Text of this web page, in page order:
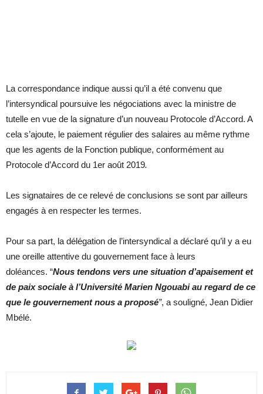
La correspondance indique aussi qu’il a été convenu que
l’intersyndical poursuive les négociations avec la ministre de
tutelle en vue de la signature d’un nouveau Protocole d’Accord. A
cela s’ajoute, le paiement régulier des salaires au même rythme
que les agents de la Fonction publique, conformément au
Protocole d’Accord du 1er août 2019.
Les signataires de ce relevé de conclusions se sont par ailleurs
engagés à en respecter les termes.
Pour sa part, la délégation de l’intersyndical a déclaré qu’il y a eu
une oreille attentive du gouvernement face à leurs
doléances. “Nous tendons vers une situation d’apaisement et
de paix sociale à l’Université Marien Ngouabi au regard de ce
que le gouvernement nous a proposé”, a souligné, Jean Didier
Mbélé.